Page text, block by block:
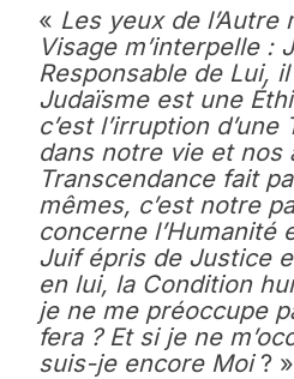
« Les yeux de l’Autre
Visage m’interpelle :
Responsable de Lui,
Judaïsme est une
c’est l’irruption
dans notre vie et nos
Transcendance fait
mêmes, c’est notre
concerne l’Humanité
Juif épris de Justice
en lui, la Condition
je ne me préoccupe
fera ? Et si je ne
suis-je encore Moi? »